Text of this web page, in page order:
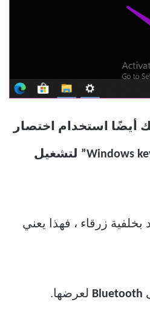
أيضًا استخدام اختصار
لوحة المفاتيح “Windows key + A” لتشغيل
بخلفية زرقاء ، فهذا يعني
Bluetooth لعرضها.